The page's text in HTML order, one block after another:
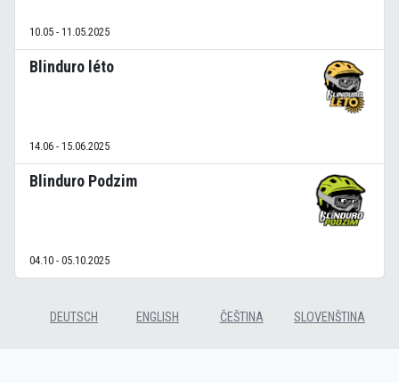
10.05 - 11.05.2025
Blinduro léto
14.06 - 15.06.2025
Blinduro Podzim
04.10 - 05.10.2025
DEUTSCH ENGLISH ČEŠTINA SLOVENŠTINA